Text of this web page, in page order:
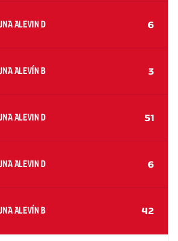
ALEVIN D 6
ALEVÍN B 3
ALEVIN D 51
ALEVIN D 6
ALEVÍN B 42